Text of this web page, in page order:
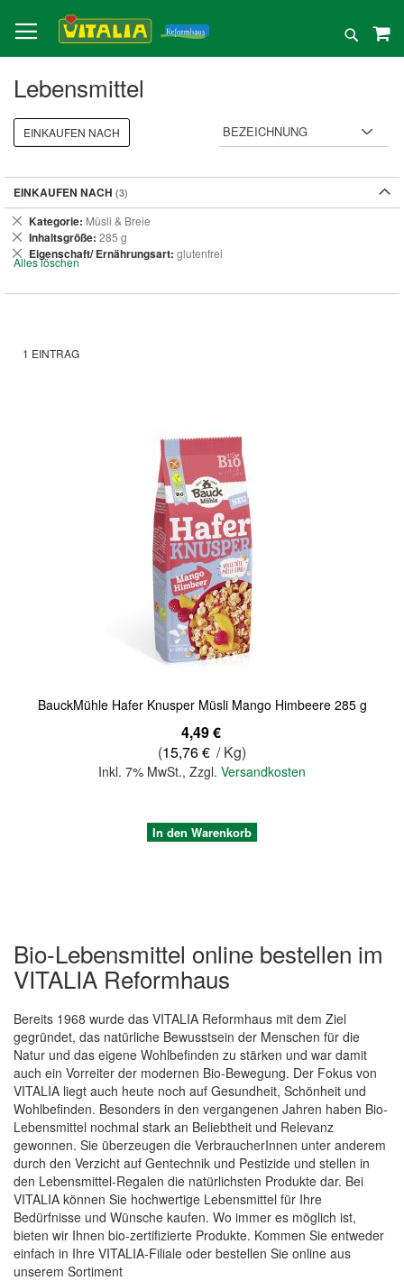
zum
Inhalt
Suche
Lebensmittel
1 EINTRAG
BauckMühle Hafer Knusper Müsli Mango Himbeere 285 g
4,49 €
(15,76 € / Kg)
Inkl. 7% MwSt., Zzgl. Versandkosten
Quickview
In den Warenkorb
Bio-Lebensmittel online bestellen im
VITALIA Reformhaus
Bereits 1968 wurde das VITALIA Reformhaus mit dem Ziel
gegründet, das natürliche Bewusstsein der Menschen für die
Natur und das eigene Wohlbefinden zu stärken und war damit
auch ein Vorreiter der modernen Bio-Bewegung. Der Fokus von
VITALIA liegt auch heute noch auf Gesundheit, Schönheit und
Wohlbefinden. Besonders in den vergangenen Jahren haben Bio-
Lebensmittel nochmal stark an Beliebtheit und Relevanz
gewonnen. Sie überzeugen die VerbraucherInnen unter anderem
durch den Verzicht auf Gentechnik und Pestizide und stellen in
den Lebensmittel-Regalen die natürlichsten Produkte dar. Bei
VITALIA können Sie hochwertige Lebensmittel für Ihre
Bedürfnisse und Wünsche kaufen. Wo immer es möglich ist,
bieten wir Ihnen bio-zertifizierte Produkte. Kommen Sie entweder
einfach in Ihre VITALIA-Filiale oder bestellen Sie online aus
unserem Sortiment
EINKAUFEN NACH
EINKAUFEN NACH
Kategorie Müsli & Breie
Dies
entfernen
Inhaltsgröße 285 g
Dies
entfernen
Eigenschaft/ Ernährungsart glutenfrei
Dies
entfernen
Alles löschen